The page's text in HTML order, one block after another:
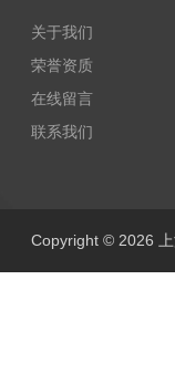
关于我们
荣誉资质
在线留言
联系我们
Copyright © 2026